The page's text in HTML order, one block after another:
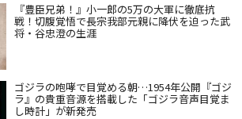
『豊臣兄弟！』小一郎の5万の大軍に徹底抗
戦！切腹覚悟で長宗我部元親に降伏を迫った武
将・谷忠澄の生涯
ゴジラの咆哮で目覚める朝…1954年公開『ゴジ
ラ』の貴重音源を搭載した「ゴジラ音声目覚ま
し時計」が新発売